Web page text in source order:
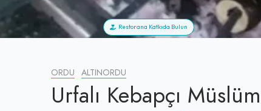
Restorana Katkıda Bulun
ORDU ALTINORDU
Urfalı Kebapçı Müslüm